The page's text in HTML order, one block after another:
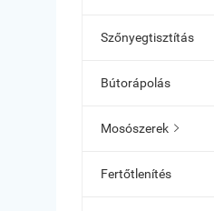
Szőnyegtisztítás
Bútorápolás
Mosószerek 
Fertőtlenítés